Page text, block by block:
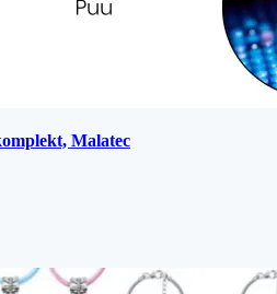
Malatec